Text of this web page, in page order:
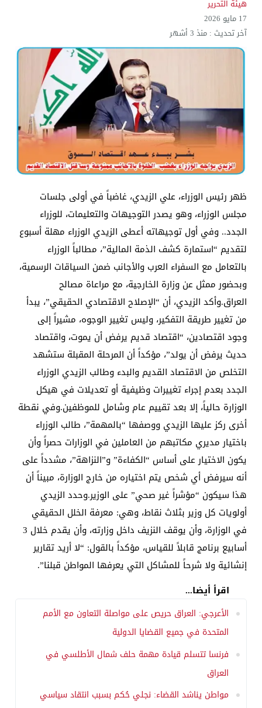
هيئة التحرير
17 مايو 2026
آخر تحديث :منذ 3 أشهر
ظهر رئيس الوزراء، علي الزيدي، غاضباً في أولى جلسات
مجلس الوزراء، وهو يصدر التوجيهات والتعليمات، للوزراء
الجدد.. وفي أول توجيهاته أعطى الزيدي الوزراء مهلة أسبوع
لتقديم “استمارة كشف الذمة المالية”، مطالباً الوزراء
بالتعامل مع السفراء العرب والأجانب ضمن السياقات الرسمية،
وبحضور ممثل عن وزارة الخارجية، مع مراعاة مصالح
العراق.وأكد الزيدي، أن “الإصلاح الاقتصادي الحقيقي”، يبدأ
من تغيير طريقة التفكير، وليس تغيير الوجوه، مشيراً إلى
وجود اقتصادين، “اقتصاد قديم يرفض أن يموت، واقتصاد
حديث يرفض أن يولد”، مؤكداً أن المرحلة المقبلة ستشهد
التخلص من الاقتصاد القديم والبدء وطالب الزيدي الوزراء
الجدد بعدم إجراء تغييرات وظيفية أو تعديلات في هيكل
الوزارة حالياً، إلا بعد تقييم عام وشامل للموظفين.وفي نقطة
أخرى ركز عليها الزيدي ووصفها “بالمهمة”، طالب الوزراء
باختيار مديري مكاتبهم من العاملين في الوزارات حصراً وأن
يكون الاختيار على أساس “الكفاءة” و”النزاهة”، مشدداً على
أنه سيرفض أي شخص يتم اختياره من خارج الوزارة، مبيناً أن
هذا سيكون “مؤشراً غير صحي” على الوزير.وحدد الزيدي
أولويات كل وزير بثلاث نقاط، وهي: معرفة الخلل الحقيقي
في الوزارة، وأن يوقف النزيف داخل وزارته، وأن يقدم خلال 3
أسابيع برنامج قابلاً للقياس، مؤكداً بالقول: “لا أريد تقارير
إنشائية ولا شرحاً للمشاكل التي يعرفها المواطن قبلنا”.
اقرأ أيضا...
الأعرجي: العراق حريص على مواصلة التعاون مع الأمم
المتحدة في جميع القضايا الدولية
فرنسا تتسلم قيادة مهمة حلف شمال الأطلسي في
العراق
مواطن يناشد القضاء: نجلي حُكم بسبب انتقاد سياسي